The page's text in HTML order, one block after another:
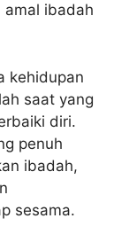
ibadah
kehidupan
saat yang
diri.
penuh
ibadah,
sesama.